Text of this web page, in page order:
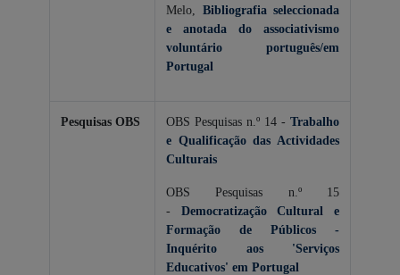
Melo, Bibliografia seleccionada
e anotada do associativismo
voluntário português/em
Portugal
Pesquisas OBS OBS Pesquisas n.º 14 - Trabalho
e Qualificação das Actividades
Culturais
OBS Pesquisas n.º 15
- Democratização Cultural e
Formação de Públicos -
Inquérito aos 'Serviços
Educativos' em Portugal